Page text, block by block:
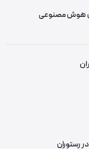
هوش مصنوعی
رستوران